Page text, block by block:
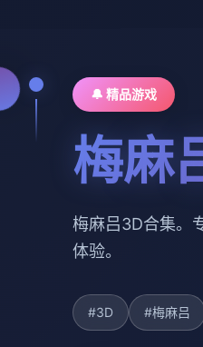
🔔 精品游戏
梅麻
梅麻吕3D合集。
体验。
#3D #梅麻吕